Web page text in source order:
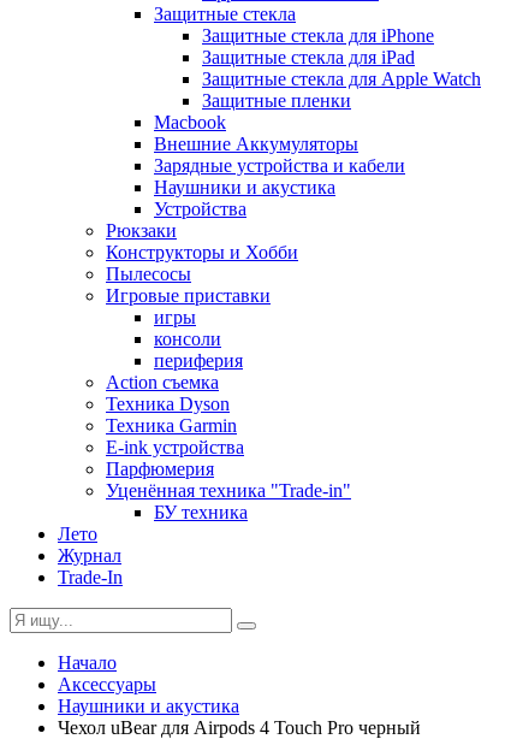
Защитные стекла
Защитные стекла для iPhone
Защитные стекла для iPad
Защитные стекла для Apple Watch
Защитные пленки
Macbook
Внешние Аккумуляторы
Зарядные устройства и кабели
Наушники и акустика
Устройства
Рюкзаки
Конструкторы и Хобби
Пылесосы
Игровые приставки
игры
консоли
периферия
Action съемка
Техника Dyson
Техника Garmin
E-ink устройства
Парфюмерия
Уценённая техника "Trade-in"
БУ техника
Лето
Журнал
Trade-In
Начало
Аксессуары
Наушники и акустика
Чехол uBear для Airpods 4 Touch Pro черный